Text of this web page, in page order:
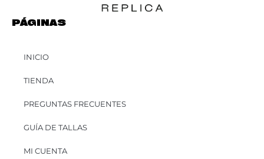
PÁGINAS
INICIO
TIENDA
PREGUNTAS FRECUENTES
GUÍA DE TALLAS
MI CUENTA